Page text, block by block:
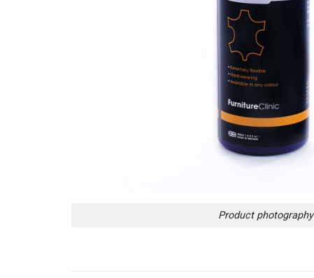
Product photography